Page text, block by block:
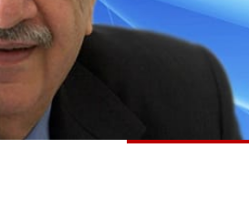
البرامج
جدول البرامج
شاهد البرامج
الترددات